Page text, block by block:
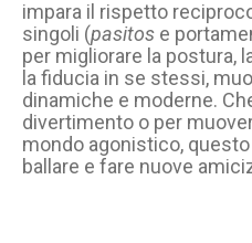
impara il rispetto
singoli (pasitos e
per migliorare la postura,
la fiducia in se stessi,
dinamiche e moderne.
divertimento o per
mondo agonistico,
ballare e fare nuove